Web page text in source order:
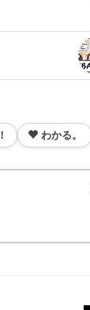
わかる。